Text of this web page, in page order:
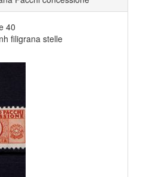
40
filigrana stelle